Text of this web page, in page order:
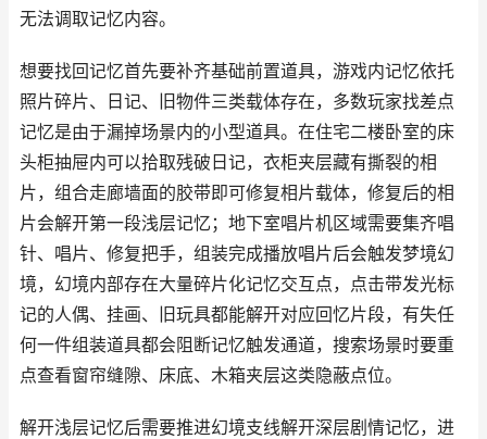
无法调取记忆内容。
想要找回记忆首先要补齐基础前置道具，游戏内记忆依托
照片碎片、日记、旧物件三类载体存在，多数玩家找差点
记忆是由于漏掉场景内的小型道具。在住宅二楼卧室的床
头柜抽屉内可以拾取残破日记，衣柜夹层藏有撕裂的相
片，组合走廊墙面的胶带即可修复相片载体，修复后的相
片会解开第一段浅层记忆；地下室唱片机区域需要集齐唱
针、唱片、修复把手，组装完成播放唱片后会触发梦境幻
境，幻境内部存在大量碎片化记忆交互点，点击带发光标
记的人偶、挂画、旧玩具都能解开对应回忆片段，有失任
何一件组装道具都会阻断记忆触发通道，搜索场景时要重
点查看窗帘缝隙、床底、木箱夹层这类隐蔽点位。
解开浅层记忆后需要推进幻境支线解开深层剧情记忆，进